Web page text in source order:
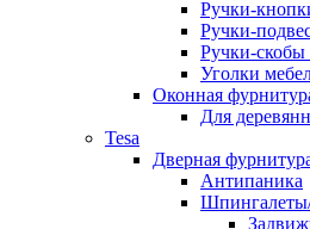
Ручки-
Ручки-
Ручки-скобы
Уголки
Оконная
Для
Tesa
Дверная
Антипаника